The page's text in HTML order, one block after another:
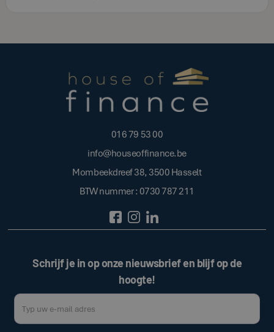
016 79 53 00
info@houseoffinance.be
Mombeekdreef 38, 3500 Hasselt
BTW nummer : 0730 787 211
Schrijf je in op onze nieuwsbrief en blijf op de
hoogte!